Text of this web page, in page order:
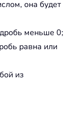
она будет
меньше 0;
равна или
из